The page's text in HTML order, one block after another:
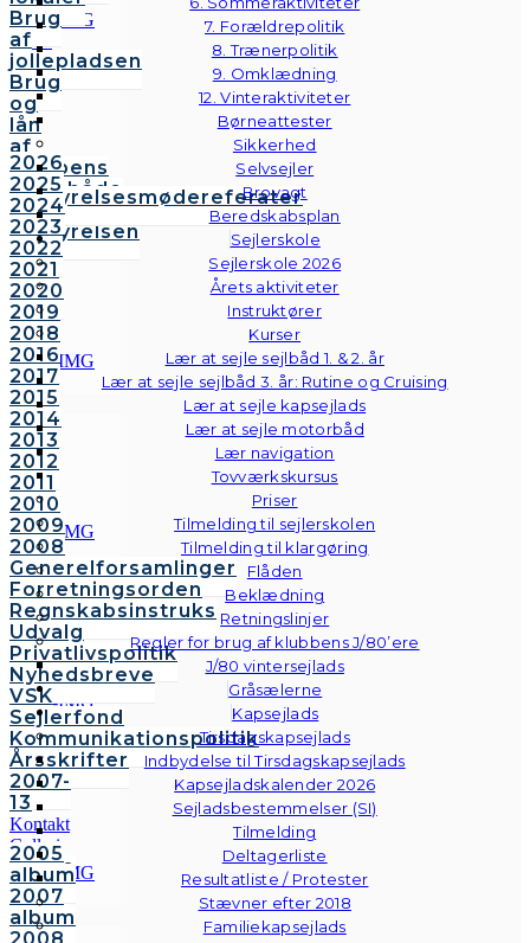
7. Forældrepolitik
8. Trænerpolitik
9. Omklædning
12. Vinteraktiviteter
Børneattester
Sikkerhed
Selvsejler
Brovagt
Beredskabsplan
Sejlerskole
Sejlerskole 2026
Årets aktiviteter
Instruktører
Kurser
Lær at sejle sejlbåd 1. & 2. år
Lær at sejle sejlbåd 3. år: Rutine og Cruising
Lær at sejle kapsejlads
Lær at sejle motorbåd
Lær navigation
Tovværkskursus
Priser
Tilmelding til sejlerskolen
Tilmelding til klargøring
Flåden
Beklædning
Retningslinjer
Regler for brug af klubbens J/80’ere
J/80 vintersejlads
Gråsælerne
Kapsejlads
Tirsdagskapsejlads
Indbydelse til Tirsdagskapsejlads
Kapsejladskalender 2026
Sejladsbestemmelser (SI)
Tilmelding
Deltagerliste
Resultatliste / Protester
Stævner efter 2018
Familiekapsejlads
Brug
af
jollepladsen
Brug
og
lån
af
klubbens
følgebåde
Vedtægter
Bestyrelsen
Bestyrelsesmødereferater
2026
2025
2024
2023
2022
2021
2020
2019
2018
2016
2017
2015
2014
2013
2012
2011
2010
2009
2008
Generelforsamlinger
Forretningsorden
Regnskabsinstruks
Udvalg
Privatlivspolitik
Nyhedsbreve
VSK
Sejlerfond
Kommunikationspolitik
Årsskrifter
2007-
13
Kontakt
Galleri
Andre
fotos
2005
album
2007
album